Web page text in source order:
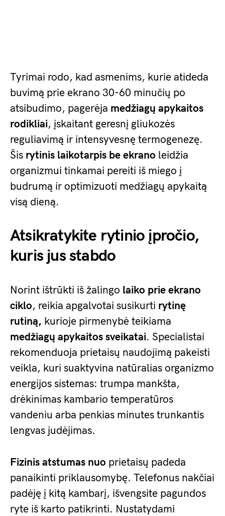
Tyrimai rodo, kad asmenims, kurie atideda
buvimą prie ekrano 30-60 minučių po
atsibudimo, pagerėja medžiagų apykaitos
rodikliai, įskaitant geresnį gliukozės
reguliavimą ir intensyvesnę termogenezę.
Šis rytinis laikotarpis be ekrano leidžia
organizmui tinkamai pereiti iš miego į
budrumą ir optimizuoti medžiagų apykaitą
visą dieną.
Atsikratykite rytinio įpročio,
kuris jus stabdo
Norint ištrūkti iš žalingo laiko prie ekrano
ciklo, reikia apgalvotai susikurti rytinę
rutiną, kurioje pirmenybė teikiama
medžiagų apykaitos sveikatai. Specialistai
rekomenduoja prietaisų naudojimą pakeisti
veikla, kuri suaktyvina natūralias organizmo
energijos sistemas: trumpa mankšta,
drėkinimas kambario temperatūros
vandeniu arba penkias minutes trunkantis
lengvas judėjimas.
Fizinis atstumas nuo prietaisų padeda
panaikinti priklausomybę. Telefonus nakčiai
padėję į kitą kambarį, išvengsite pagundos
ryte iš karto patikrinti. Nustatydami